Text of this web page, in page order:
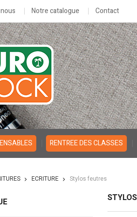
Notre catalogue Contact
RENTREE DES CLASSES
ECRITURE Stylos feutres